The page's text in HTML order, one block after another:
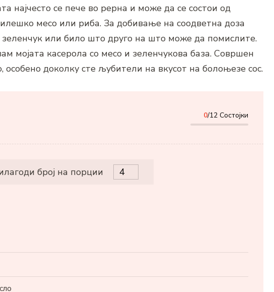
најчесто се пече во рерна и може да се состои од
месо или риба. За добивање на соодветна доза
зеленчук или било што друго на што може да помислите.
мојата касерола со месо и зеленчукова база. Совршен
особено доколку сте љубители на вкусот на болоњезе сос.
0/12 Состојки
број на порции